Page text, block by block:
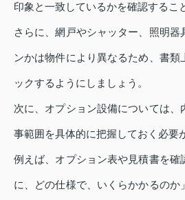
印象と一致しているかを確認するこ
さらに、網戸やシャッター、照明器
ンかは物件により異なるため、書類
ックするようにしましょう。
次に、オプション設備については、
事範囲を具体的に把握しておく必要
例えば、オプション表や見積書を確
に、どの仕様で、いくらかかるのか